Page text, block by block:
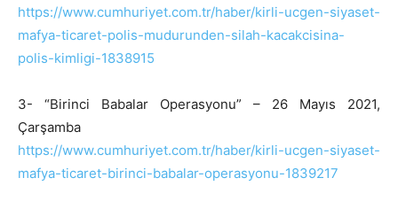
https://www.cumhuriyet.com.tr/haber/kirli-ucgen-siyaset-
mafya-ticaret-polis-mudurunden-silah-kacakcisina-
polis-kimligi-1838915
3- “Birinci Babalar Operasyonu” – 26 Mayıs 2021,
Çarşamba
https://www.cumhuriyet.com.tr/haber/kirli-ucgen-siyaset-
mafya-ticaret-birinci-babalar-operasyonu-1839217